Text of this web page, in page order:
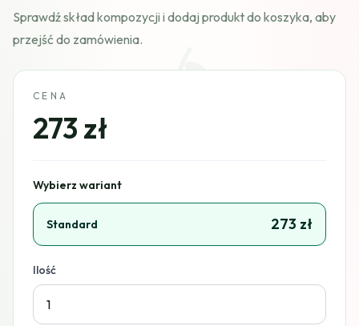
Sprawdź skład kompozycji i dodaj produkt do koszyka, aby
przejść do zamówienia.
CENA
273 zł
Wybierz wariant
Standard 273 zł
Ilość